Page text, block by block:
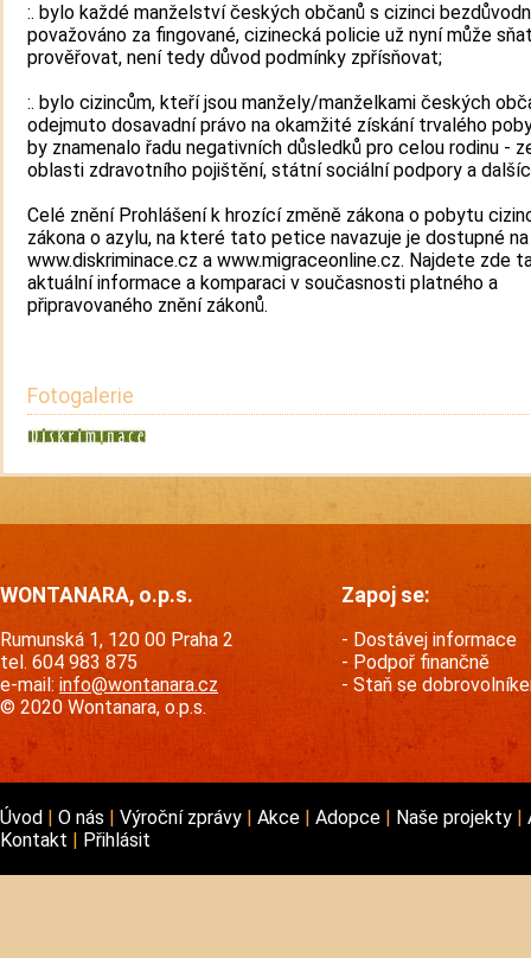
:. bylo každé manželství českých občanů s cizinci
považováno za fingované, cizinecká policie už nyní může
prověřovat, není tedy důvod podmínky zpřísňovat;
:. bylo cizincům, kteří jsou manžely/manželkami českých
odejmuto dosavadní právo na okamžité získání trvalého
by znamenalo řadu negativních důsledků pro celou rodinu -
oblasti zdravotního pojištění, státní sociální podpory a
Celé znění Prohlášení k hrozící změně zákona o pobytu
zákona o azylu, na které tato petice navazuje je dostupné na
www.diskriminace.cz a www.migraceonline.cz. Najdete zde
aktuální informace a komparaci v současnosti platného a
připravovaného znění zákonů.
Fotogalerie
WONTANARA, o.p.s.
Rumunská 1, 120 00 Praha 2
tel. 604 983 875
e-mail: info@wontanara.cz
© 2020 Wontanara, o.p.s.
Zapoj se:
Dostávej informace
Podpoř finančně
Staň se
Úvod O nás Výroční zprávy Akce Adopce Naše projekty
Kontakt
Přihlásit